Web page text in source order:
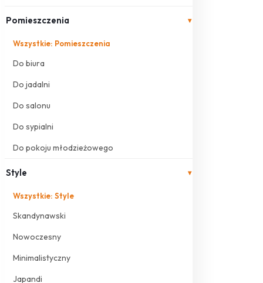
Pomieszczenia ▾
Wszystkie: Pomieszczenia
Do biura
Do jadalni
Do salonu
Do sypialni
Do pokoju młodzieżowego
Style ▾
Wszystkie: Style
Skandynawski
Nowoczesny
Minimalistyczny
Japandi